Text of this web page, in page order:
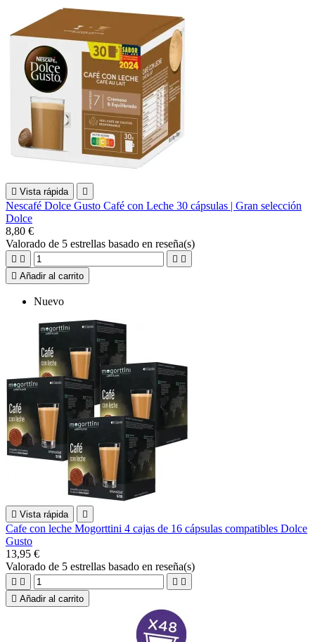
 Vista rápida 
Nescafé Dolce Gusto Café con Leche 30 cápsulas | Gran selección
Dolce
8,80 €
Valorado de 5 estrellas basado en reseña(s)
   
 Añadir al carrito
Nuevo
 Vista rápida 
Cafe con leche Mogorttini 4 cajas de 16 cápsulas compatibles Dolce
Gusto
13,95 €
Valorado de 5 estrellas basado en reseña(s)
   
 Añadir al carrito